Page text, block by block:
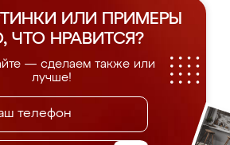
ИЛИ ПРИМЕРЫ
ЧТО НРАВИТСЯ?
— сделаем также или
лучше!